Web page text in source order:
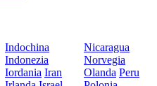
Indochina
Indonezia
Iordania Iran
Nicaragua
Norvegia
Olanda Peru